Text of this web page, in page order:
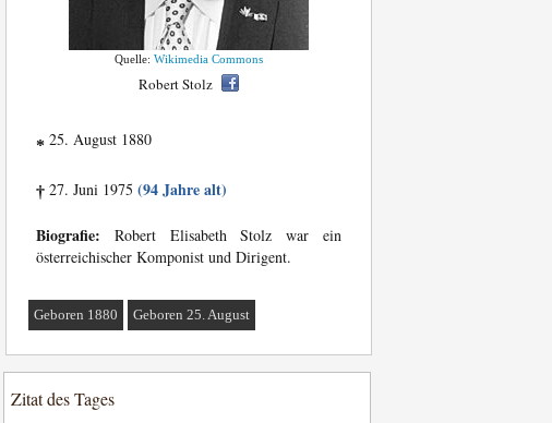
Quelle: Wikimedia Commons
Robert Stolz
* 25. August 1880
† 27. Juni 1975 (94 Jahre alt)
Biografie: Robert Elisabeth Stolz war ein
österreichischer Komponist und Dirigent.
Geboren 1880 Geboren 25. August
Zitat des Tages